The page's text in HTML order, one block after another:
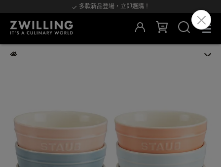
多款新品登場，立即選購！